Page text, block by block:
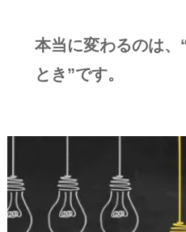
本当に変わるのは、
とき”です。